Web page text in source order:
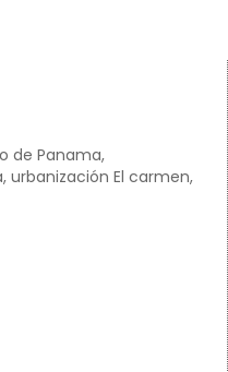
de Panama,
urbanización El carmen,